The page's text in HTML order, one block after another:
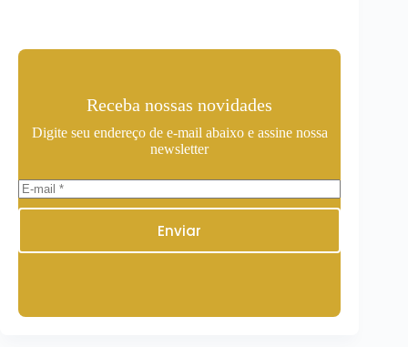
Receba nossas novidades
Digite seu endereço de e-mail abaixo e assine nossa
newsletter
Enviar